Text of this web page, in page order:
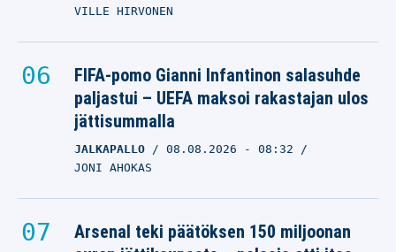
VILLE HIRVONEN
FIFA-pomo Gianni Infantinon salasuhde
paljastui – UEFA maksoi rakastajan ulos
jättisummalla
JALKAPALLO 08.08.2026 - 08:32
JONI AHOKAS
Arsenal teki päätöksen 150 miljoonan